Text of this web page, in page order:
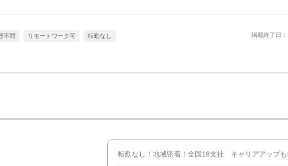
不問 リモートワーク可 転勤なし 掲載終了日
転勤なし！地域密着！全国18支社 キャリアアップ